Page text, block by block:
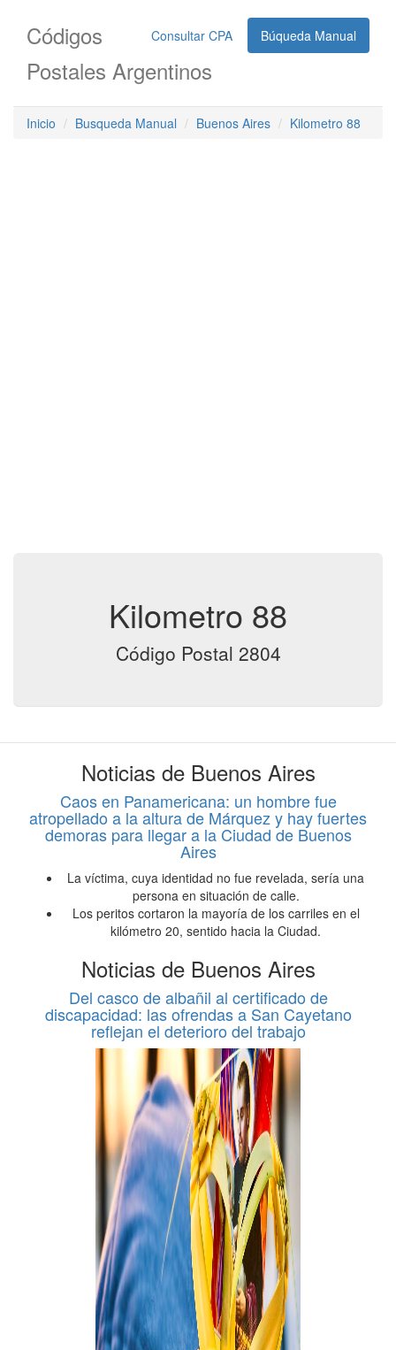
Consultar CPA Búqueda Manual
Códigos
Postales Argentinos
Inicio Busqueda Manual Buenos Aires Kilometro 88
Kilometro 88
Código Postal 2804
Noticias de Buenos Aires
Caos en Panamericana: un hombre fue
atropellado a la altura de Márquez y hay fuertes
demoras para llegar a la Ciudad de Buenos
Aires
La víctima, cuya identidad no fue revelada, sería una
persona en situación de calle.
Los peritos cortaron la mayoría de los carriles en el
kilómetro 20, sentido hacia la Ciudad.
Noticias de Buenos Aires
Del casco de albañil al certificado de
discapacidad: las ofrendas a San Cayetano
reflejan el deterioro del trabajo